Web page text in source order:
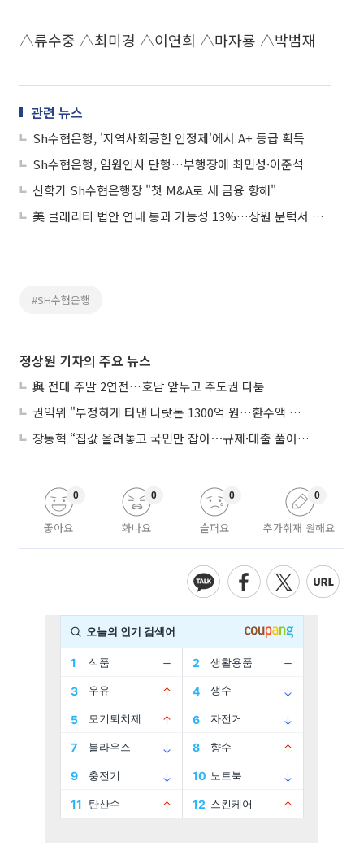
△류수중 △최미경 △이연희 △마자룡 △박범재
관련 뉴스
Sh수협은행, '지역사회공헌 인정제'에서 A+ 등급 획득
Sh수협은행, 임원인사 단행…부행장에 최민성·이준석
신학기 Sh수협은행장 "첫 M&A로 새 금융 항해"
美 클래리티 법안 연내 통과 가능성 13%…상원 문턱서 제동
#SH수협은행
정상원 기자의 주요 뉴스
與 전대 주말 2연전…호남 앞두고 주도권 다툼
권익위 "부정하게 타낸 나랏돈 1300억 원…환수액 역대 최대"
장동혁 “집값 올려놓고 국민만 잡아⋯규제·대출 풀어야”
좋아요
0
화나요
0
슬퍼요
0
추가취재 원해요
0